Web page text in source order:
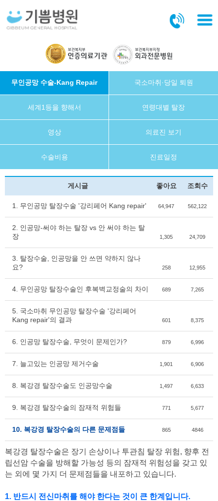
무인공망 수술-Kang Repair 국소마취·당일 퇴원
세계1등을 향해서 연령대별 탈장
영상 의료진 보기
수술비용 진료일정
게시글 좋아요 조회수
1. 무인공망 탈장수술 '강리페어 Kang repair' 64,947 562,122
2. 인공망-써야 하는 탈장 vs 안 써야 하는 탈
장
1,305 24,709
3. 탈장수술, 인공망을 안 쓰면 약하지 않나
요?
258 12,955
4. 무인공망 탈장수술인 후복벽교정술의 차이 689 7,265
5. 국소마취 무인공망 탈장수술 '강리페어
Kang repair'의 결과
601 8,375
6. 인공망 탈장수술, 무엇이 문제인가? 879 6,996
7. 늘고있는 인공망 제거수술 1,901 6,906
8. 복강경 탈장수술도 인공망수술 1,497 6,633
9. 복강경 탈장수술의 잠재적 위험들 771 5,677
10. 복강경 탈장수술의 다른 문제점들 865 4846
복강경 탈장수술은 장기 손상이나 투관침 탈장 위험, 향후 전
립선암 수술을 방해할 가능성 등의 잠재적 위험성을 갖고 있
는 외에 몇 가지 더 문제점들을 내포하고 있습니다.
1. 반드시 전신마취를 해야 한다는 것이 큰 한계입니다.